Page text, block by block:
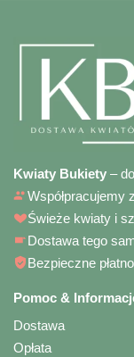
Kwiaty Bukiety –
Współpracujemy
Świeże kwiaty i
Dostawa tego
Bezpieczne
Pomoc &
Dostawa
Opłata